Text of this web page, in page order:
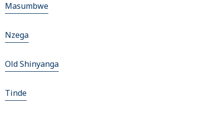
Masumbwe
Nzega
Old Shinyanga
Tinde